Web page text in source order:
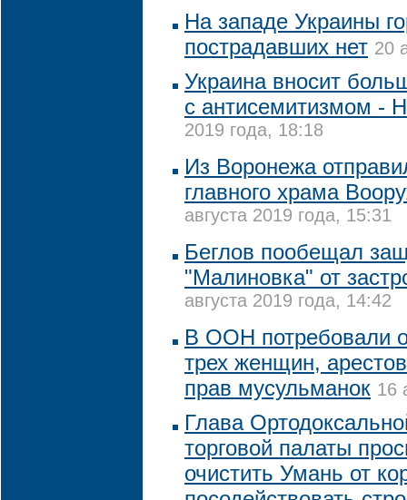
На западе Украины
пострадавших нет 20
Украина вносит
с антисемитизмом -
2019 года, 18:18
Из Воронежа
главного храма
августа 2019 года, 15:31
Беглов пообещал
"Малиновка" от
августа 2019 года, 14:42
В ООН потребовали
трех женщин,
прав мусульманок 16
Глава
торговой палаты
очистить Умань от